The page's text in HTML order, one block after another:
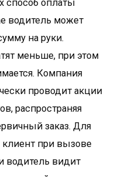
способ оплаты
водитель может
на руки.
меньше, при этом
Компания
проводит акции
распространяя
заказ. Для
при вызове
водитель видит